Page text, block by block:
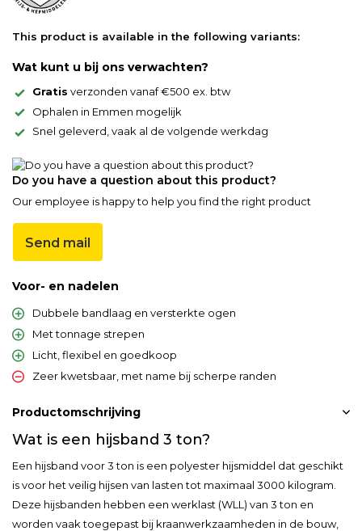
This product is available in the following variants:
Wat kunt u bij ons verwachten?
Gratis verzonden vanaf €500 ex. btw
Ophalen in Emmen mogelijk
Snel geleverd, vaak al de volgende werkdag
Do you have a question about this product?
Our employee is happy to help you find the right product
Send mail
Voor- en nadelen
Dubbele bandlaag en versterkte ogen
Met tonnage strepen
Licht, flexibel en goedkoop
Zeer kwetsbaar, met name bij scherpe randen
Productomschrijving
Wat is een hijsband 3 ton?
Een hijsband voor 3 ton is een polyester hijsmiddel dat geschikt
is voor het veilig hijsen van lasten tot maximaal 3000 kilogram.
Deze hijsbanden hebben een werklast (WLL) van 3 ton en
worden vaak toegepast bij kraanwerkzaamheden in de bouw,